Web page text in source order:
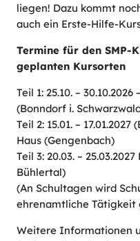
liegen! Dazu kommt
auch ein Erste-Hilfe-
Termine für den SMP-
geplanten Kursorten
Teil 1: 25.10. –
(Bonndorf i.
Teil 2: 15.01. –
Haus (Gengenbach)
Teil 3: 20.03. –
Bühlertal)
(An Schultagen wird
ehrenamtliche Tätigkeit
Weitere Informationen